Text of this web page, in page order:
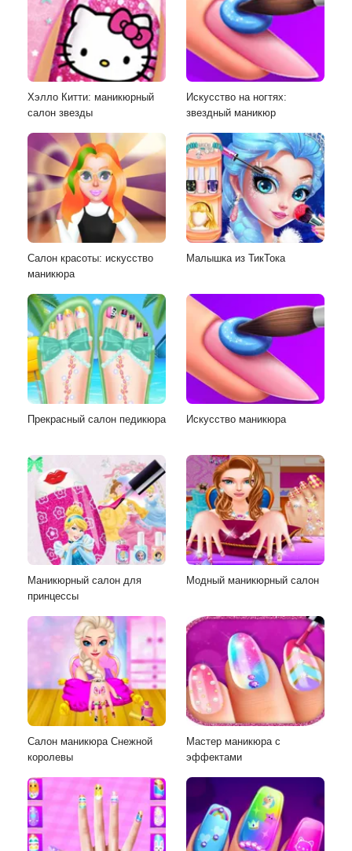
Хэлло Китти: маникюрный
салон звезды
Искусство на ногтях:
звездный маникюр
Салон красоты: искусство
маникюра
Малышка из ТикТока
Прекрасный салон педикюра Искусство маникюра
Маникюрный салон для
принцессы
Модный маникюрный салон
Салон маникюра Снежной
королевы
Мастер маникюра с
эффектами